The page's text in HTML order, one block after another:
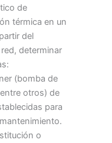
de
térmica en un
del
determinar
(bomba de
otros) de
para
o